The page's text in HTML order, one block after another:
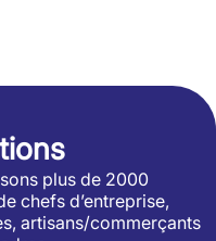
plus de 2000
chefs d’entreprise,
artisans/commerçants